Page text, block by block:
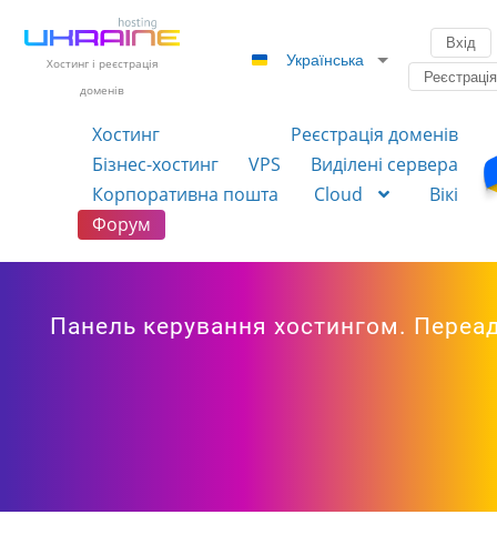
Хостинг і реєстрація
доменів
Українська
Вхід
Реєстрація
Хостинг
Реєстрація доменів
Бізнес-хостинг
VPS
Виділені сервера
Корпоративна пошта
Cloud
Вікі
Форум
Панель керування хостингом.